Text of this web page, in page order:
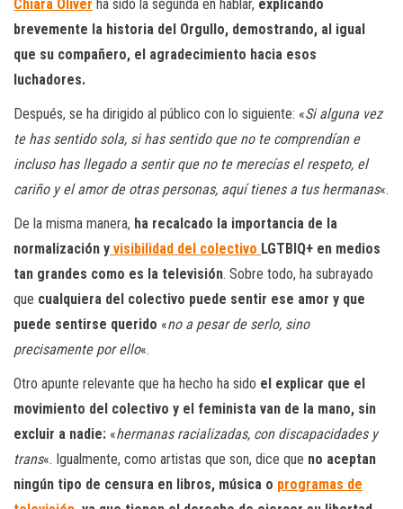
Chiara Oliver ha sido la segunda en hablar, explicando
brevemente la historia del Orgullo, demostrando, al igual
que su compañero, el agradecimiento hacia esos
luchadores.
Después, se ha dirigido al público con lo siguiente: «Si alguna vez
te has sentido sola, si has sentido que no te comprendían e
incluso has llegado a sentir que no te merecías el respeto, el
cariño y el amor de otras personas, aquí tienes a tus hermanas«.
De la misma manera, ha recalcado la importancia de la
normalización y visibilidad del colectivo LGTBIQ+ en medios
tan grandes como es la televisión. Sobre todo, ha subrayado
que cualquiera del colectivo puede sentir ese amor y que
puede sentirse querido «no a pesar de serlo, sino
precisamente por ello«.
Otro apunte relevante que ha hecho ha sido el explicar que el
movimiento del colectivo y el feminista van de la mano, sin
excluir a nadie: «hermanas racializadas, con discapacidades y
trans«. Igualmente, como artistas que son, dice que no aceptan
ningún tipo de censura en libros, música o programas de